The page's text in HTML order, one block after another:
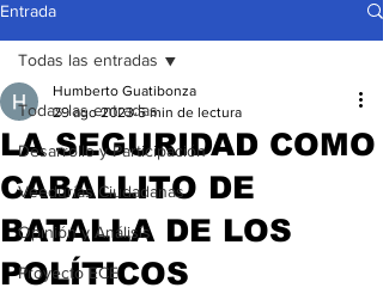
Entrada
Todas las entradas
Desarrollo y Participación
Veedurías Ciudadanas
Opinión y Análisis
Proyecto ECE
Todas las entradas
LA SEGURIDAD COMO
CABALLITO DE
BATALLA DE LOS
POLÍTICOS
Humberto Guatibonza
29 ago 2023 5 min de lectura